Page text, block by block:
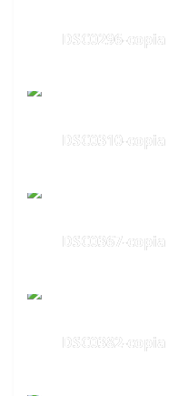
DSC0296-copia
DSC0310-copia
DSC0367-copia
DSC0382-copia